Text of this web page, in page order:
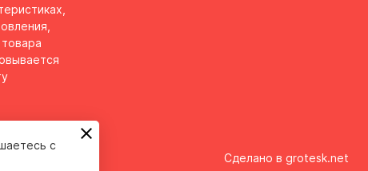
Сделано в grotesk.net
с